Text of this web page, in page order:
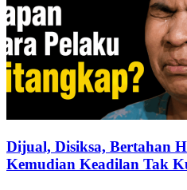
Dijual, Disiksa, Bertahan
Kemudian Keadilan Tak